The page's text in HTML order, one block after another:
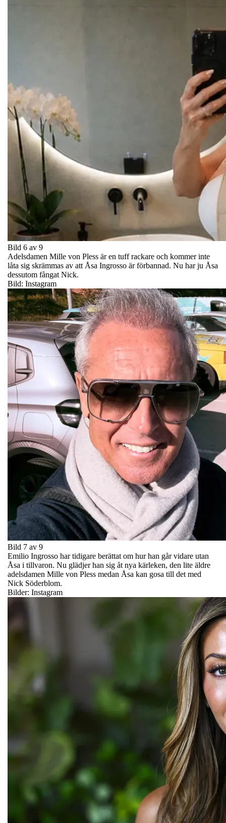
Bild 6 av 9
Adelsdamen Mille von Pless är en tuff rackare och kommer inte
låta sig skrämmas av att Åsa Ingrosso är förbannad. Nu har ju Åsa
dessutom fångat Nick.
Bild: Instagram
Bild 7 av 9
Emilio Ingrosso har tidigare berättat om hur han går vidare utan
Åsa i tillvaron. Nu glädjer han sig åt nya kärleken, den lite äldre
adelsdamen Mille von Pless medan Åsa kan gosa till det med
Nick Söderblom.
Bilder: Instagram